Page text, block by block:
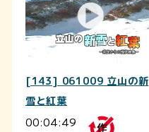
[143] 061009 立山の新
雪と紅葉
00:04:49